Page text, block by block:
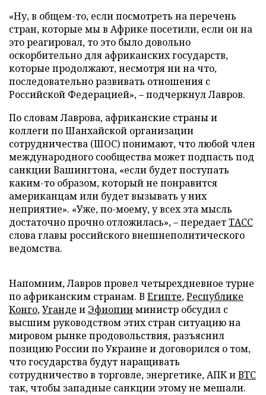
«Ну, в общем-то, если посмотреть на перечень
стран, которые мы в Африке посетили, если он на
это реагировал, то это было довольно
оскорбительно для африканских государств,
которые продолжают, несмотря ни на что,
последовательно развивать отношения с
Российской Федерацией», – подчеркнул Лавров.
По словам Лаврова, африканские страны и
коллеги по Шанхайской организации
сотрудничества (ШОС) понимают, что любой член
международного сообщества может подпасть под
санкции Вашингтона, «если будет поступать
каким-то образом, который не понравится
американцам или будет вызывать у них
неприятие». «Уже, по-моему, у всех эта мысль
достаточно прочно отложилась», – передаетТАСС
слова главы российского внешнеполитического
ведомства.
Напомним, Лавров провел четырехдневное турне
по африканским странам. В Египте,Республике
Конго,Уганде и Эфиопииминистр обсудил с
высшим руководством этих стран ситуацию на
мировом рынке продовольствия, разъяснил
позицию России по Украине и договорился о том,
что государства будут наращивать
сотрудничество в торговле, энергетике, АПК иВТС
так, чтобы западные санкции этому не мешали.